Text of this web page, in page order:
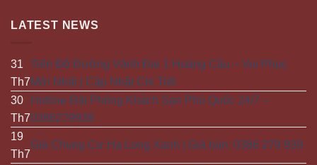
LATEST NEWS
31
Th7
Tiến Độ Đường Vành Đai 1 Hoàng Cầu – Voi Phục
Mới Nhất | Cập Nhật Chi Tiết
30
Th7
Hotline Đặt Phòng Khách Sạn Phú Quốc 24/7 –
0386279939
19
Th7
Giá Chung Cư Hạ Long Xanh | Giá bán: 0386 279 939